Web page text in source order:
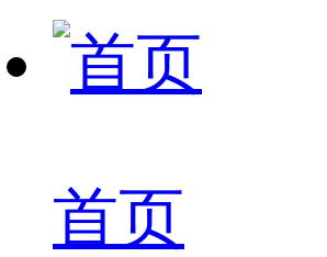
首页